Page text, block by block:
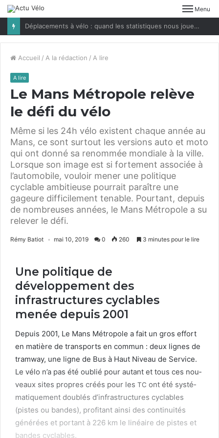
Menu
Déplacements à vélo : quand les statistiques nous jouent des tours
Accueil / A la rédaction / A lire
A lire
Le Mans Métropole relève
le défi du vélo
Même si les 24h vélo existent chaque année au
Mans, ce sont surtout les versions auto et moto
qui ont donné sa renommée mondiale à la ville.
Lorsque son image est si fortement associée à
l’automobile, vouloir mener une politique
cyclable ambitieuse pourrait paraître une
gageure difficilement tenable. Pourtant, depuis
de nombreuses années, le Mans Métropole a su
relever le défi.
Rémy Batiot mai 10, 2019 0 260 3 minutes pour le lire
Une politique de
développement des
infrastructures cyclables
menée depuis 2001
Depuis 2001, Le Mans Métro­pole a fait un gros effort
en matière de trans­ports en com­mun : deux lignes de
tramway, une ligne de Bus à Haut Niveau de Ser­vice.
Le vélo n’a pas été oublié pour autant et tous ces nou­
veaux sites pro­pres créés pour les TC ont été sys­té­
ma­tique­ment dou­blés d’infrastructures cyclables
(pistes ou ban­des), prof­i­tant ain­si des con­ti­nu­ités
générées et por­tant à 226 km le linéaire de pistes et
ban­des cyclables.